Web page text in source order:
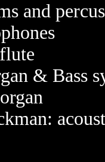
and
& Bass